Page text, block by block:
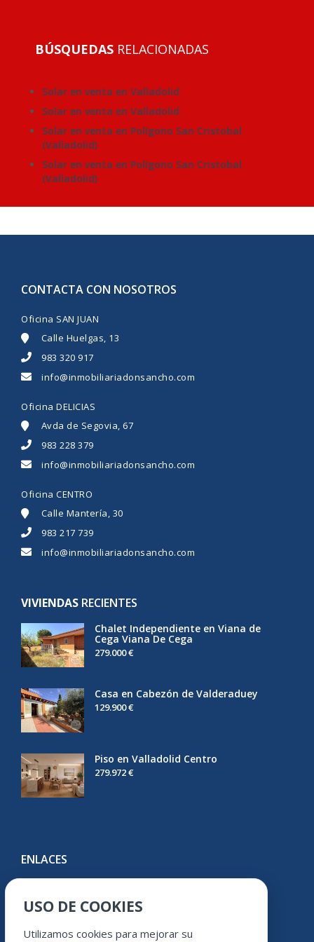
BÚSQUEDAS RELACIONADAS
Solar en venta en Valladolid
Solar en venta en Valladolid
Solar en venta en Polígono San Cristobal
(Valladolid)
Solar en venta en Polígono San Cristobal
(Valladolid)
CONTACTA CON NOSOTROS
Oficina SAN JUAN
Calle Huelgas, 13
983 320 917
info@inmobiliariadonsancho.com
Oficina DELICIAS
Avda de Segovia, 67
983 228 379
info@inmobiliariadonsancho.com
Oficina CENTRO
Calle Mantería, 30
983 217 739
info@inmobiliariadonsancho.com
VIVIENDAS RECIENTES
Chalet Independiente en Viana de
Cega Viana De Cega
279.000 €
Casa en Cabezón de Valderaduey
129.900 €
Piso en Valladolid Centro
279.972 €
ENLACES
Facebook
Instagram
USO DE COOKIES
Utilizamos cookies para mejorar su